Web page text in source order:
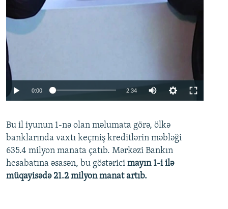
0:00 2:34
360p
480p
720p
Bu il iyunun 1-nə olan məlumata görə, ölkə
banklarında vaxtı keçmiş kreditlərin məbləği
635.4 milyon manata çatıb. Mərkəzi Bankın
hesabatına əsasən, bu göstərici mayın 1-i ilə
müqayisədə 21.2 milyon manat artıb.